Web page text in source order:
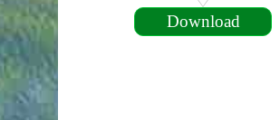
Download